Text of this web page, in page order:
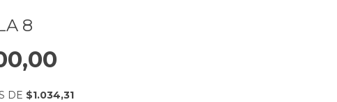
8
DE $1.034,31